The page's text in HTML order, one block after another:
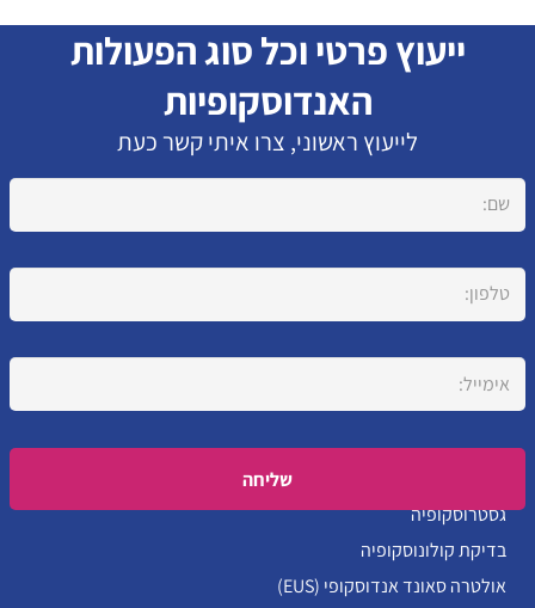
ייעוץ פרטי וכל סוג הפעולות
האנדוסקופיות
לייעוץ ראשוני, צרו איתי קשר כעת
Please leave this field empty.
גסטרוסקופיה
בדיקת קולונוסקופיה
אולטרה סאונד אנדוסקופי (EUS)